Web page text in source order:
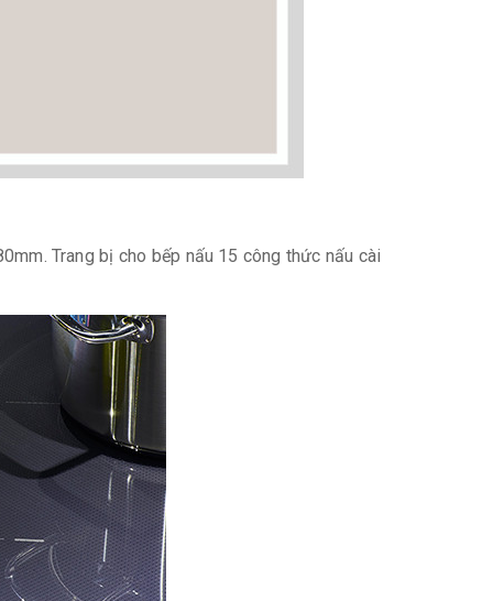
Trang bị cho bếp nấu 15 công thức nấu cài